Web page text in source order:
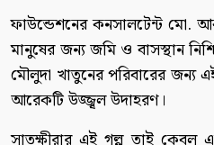
ফাউন্ডেশনের কনসালটেন্ট
মানুষের জন্য জমি ও বাসস্থান
মৌলুদা খাতুনের পরিবারের জন্য
আরেকটি উজ্জ্বল উদাহরণ।